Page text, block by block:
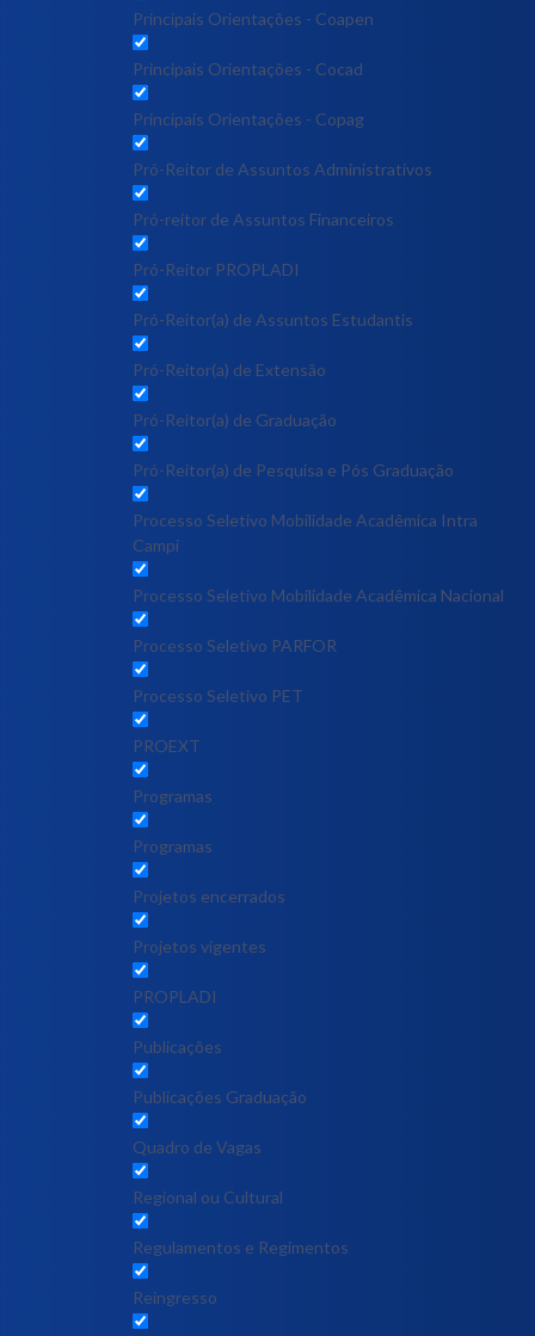
Principais Orientações - Coapen
Principais Orientações - Cocad
Principais Orientações - Copag
Pró-Reitor de Assuntos Administrativos
Pró-reitor de Assuntos Financeiros
Pró-Reitor PROPLADI
Pró-Reitor(a) de Assuntos Estudantis
Pró-Reitor(a) de Extensão
Pró-Reitor(a) de Graduação
Pró-Reitor(a) de Pesquisa e Pós Graduação
Processo Seletivo Mobilidade Acadêmica Intra
Campi
Processo Seletivo Mobilidade Acadêmica Nacional
Processo Seletivo PARFOR
Processo Seletivo PET
PROEXT
Programas
Programas
Projetos encerrados
Projetos vigentes
PROPLADI
Publicações
Publicações Graduação
Quadro de Vagas
Regional ou Cultural
Regulamentos e Regimentos
Reingresso